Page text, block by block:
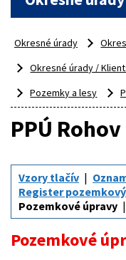
Okresné úrady
Okresné úrady /
Pozemky a lesy
PPÚ Rohov
Vzory tlačív
Register
Pozemkové úpravy
Pozemkové